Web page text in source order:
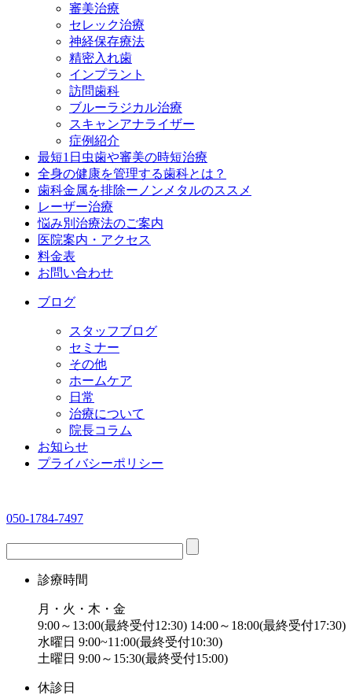
審美治療
セレック治療
神経保存療法
精密入れ歯
インプラント
訪問歯科
ブルーラジカル治療
スキャンアナライザー
症例紹介
最短1日虫歯や審美の時短治療
全身の健康を管理する歯科とは？
歯科金属を排除ーノンメタルのススメ
レーザー治療
悩み別治療法のご案内
医院案内・アクセス
料金表
お問い合わせ
ブログ
スタッフブログ
セミナー
その他
ホームケア
日常
治療について
院長コラム
お知らせ
プライバシーポリシー
050-1784-7497
診療時間
月・火・木・金
9:00～13:00(最終受付12:30) 14:00～18:00(最終受付17:30)
水曜日 9:00~11:00(最終受付10:30)
土曜日 9:00～15:30(最終受付15:00)
休診日